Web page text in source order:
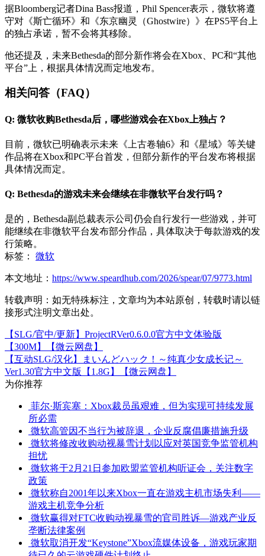
据Bloomberg记者Dina Bass报道，Phil Spencer表示，微软将遵
守对《斯亡循环》和《东京幽灵（Ghostwire）》在PS5平台上
的独占承诺，暂不会将其移除。
他还提及，未来Bethesda的部分新作将会在Xbox、PC和“其他
平台”上，根据具体情况而定地发布。
相关问答（FAQ）
Q: 微软收购Bethesda后，哪些游戏会在Xbox上独占？
目前，微软已明确表示未来《上古卷轴6》和《星域》等关键
作品将在Xbox和PC平台首发，但部分新作的平台发布将根据
具体情况而定。
Q: Bethesda的游戏未来会继续在非微软平台发行吗？
是的，Bethesda副总裁表示公司仍会自行发行一些游戏，并可
能继续在非微软平台发布部分作品，具体取决于每款游戏的发
行策略。
标签：
微软
本文地址： https://www.speardhub.com/2026/spear/07/9773.html
转载声明： 如无特殊标注，文章均为本站原创，转载时请以链
接形式注明文章出处。
【SLG/官中/更新】ProjectRVer0.6.0.0官方中文体验版
【300M】【微云网盘】
【互动SLG/汉化】まいんどハック！～纯真少女成长记～
Ver1.30官方中文版【1.8G】【微云网盘】
为你推荐
菲尔·斯宾塞：Xbox裁员虽艰难，但为实现可持续发展
所必需
微软高管因不当行为被辞退，企业反腐倡廉措施升级
微软将修改收购动视暴雪计划以应对英国竞争监管机构
担忧
微软将于2月21日参加欧盟监管机构听证会，关注数字
政策
微软称自2001年以来Xbox一直在游戏主机市场失利——
游戏主机竞争分析
微软赢得对FTC收购动视暴雪的官司胜诉—游戏产业反
垄断法律案例
微软取消开发“Keystone”Xbox流媒体设备，游戏玩家期